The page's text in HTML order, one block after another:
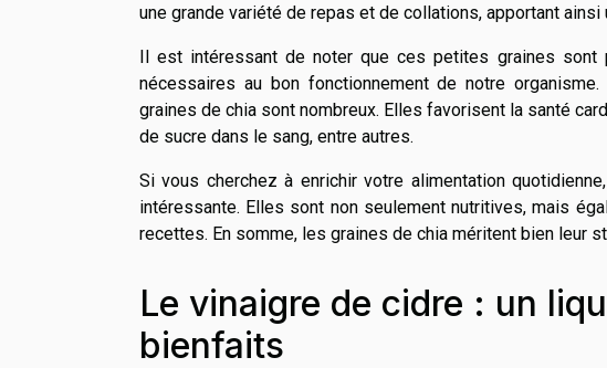
une grande variété de repas et de collations, apportant
Il est intéressant de noter que ces petites graines sont
nécessaires au bon fonctionnement de notre
graines de chia sont nombreux. Elles favorisent la santé
de sucre dans le sang, entre autres.
Si vous cherchez à enrichir votre alimentation
intéressante. Elles sont non seulement nutritives, mais
recettes. En somme, les graines de chia méritent bien leur
Le vinaigre de cidre : un
bienfaits